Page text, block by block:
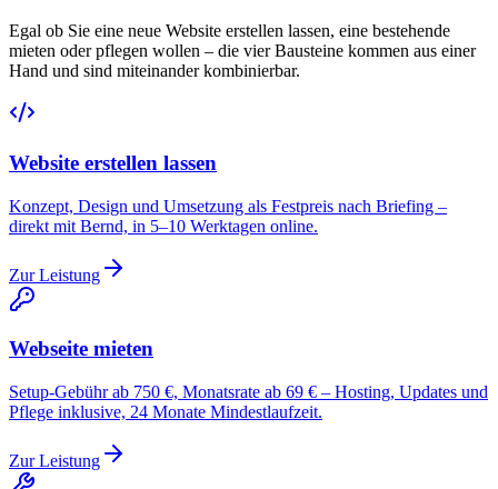
Egal ob Sie eine neue Website erstellen lassen, eine bestehende
mieten oder pflegen wollen – die vier Bausteine kommen aus einer
Hand und sind miteinander kombinierbar.
Website erstellen lassen
Konzept, Design und Umsetzung als Festpreis nach Briefing –
direkt mit Bernd, in 5–10 Werktagen online.
Zur Leistung
Webseite mieten
Setup-Gebühr ab 750 €, Monatsrate ab 69 € – Hosting, Updates und
Pflege inklusive, 24 Monate Mindestlaufzeit.
Zur Leistung